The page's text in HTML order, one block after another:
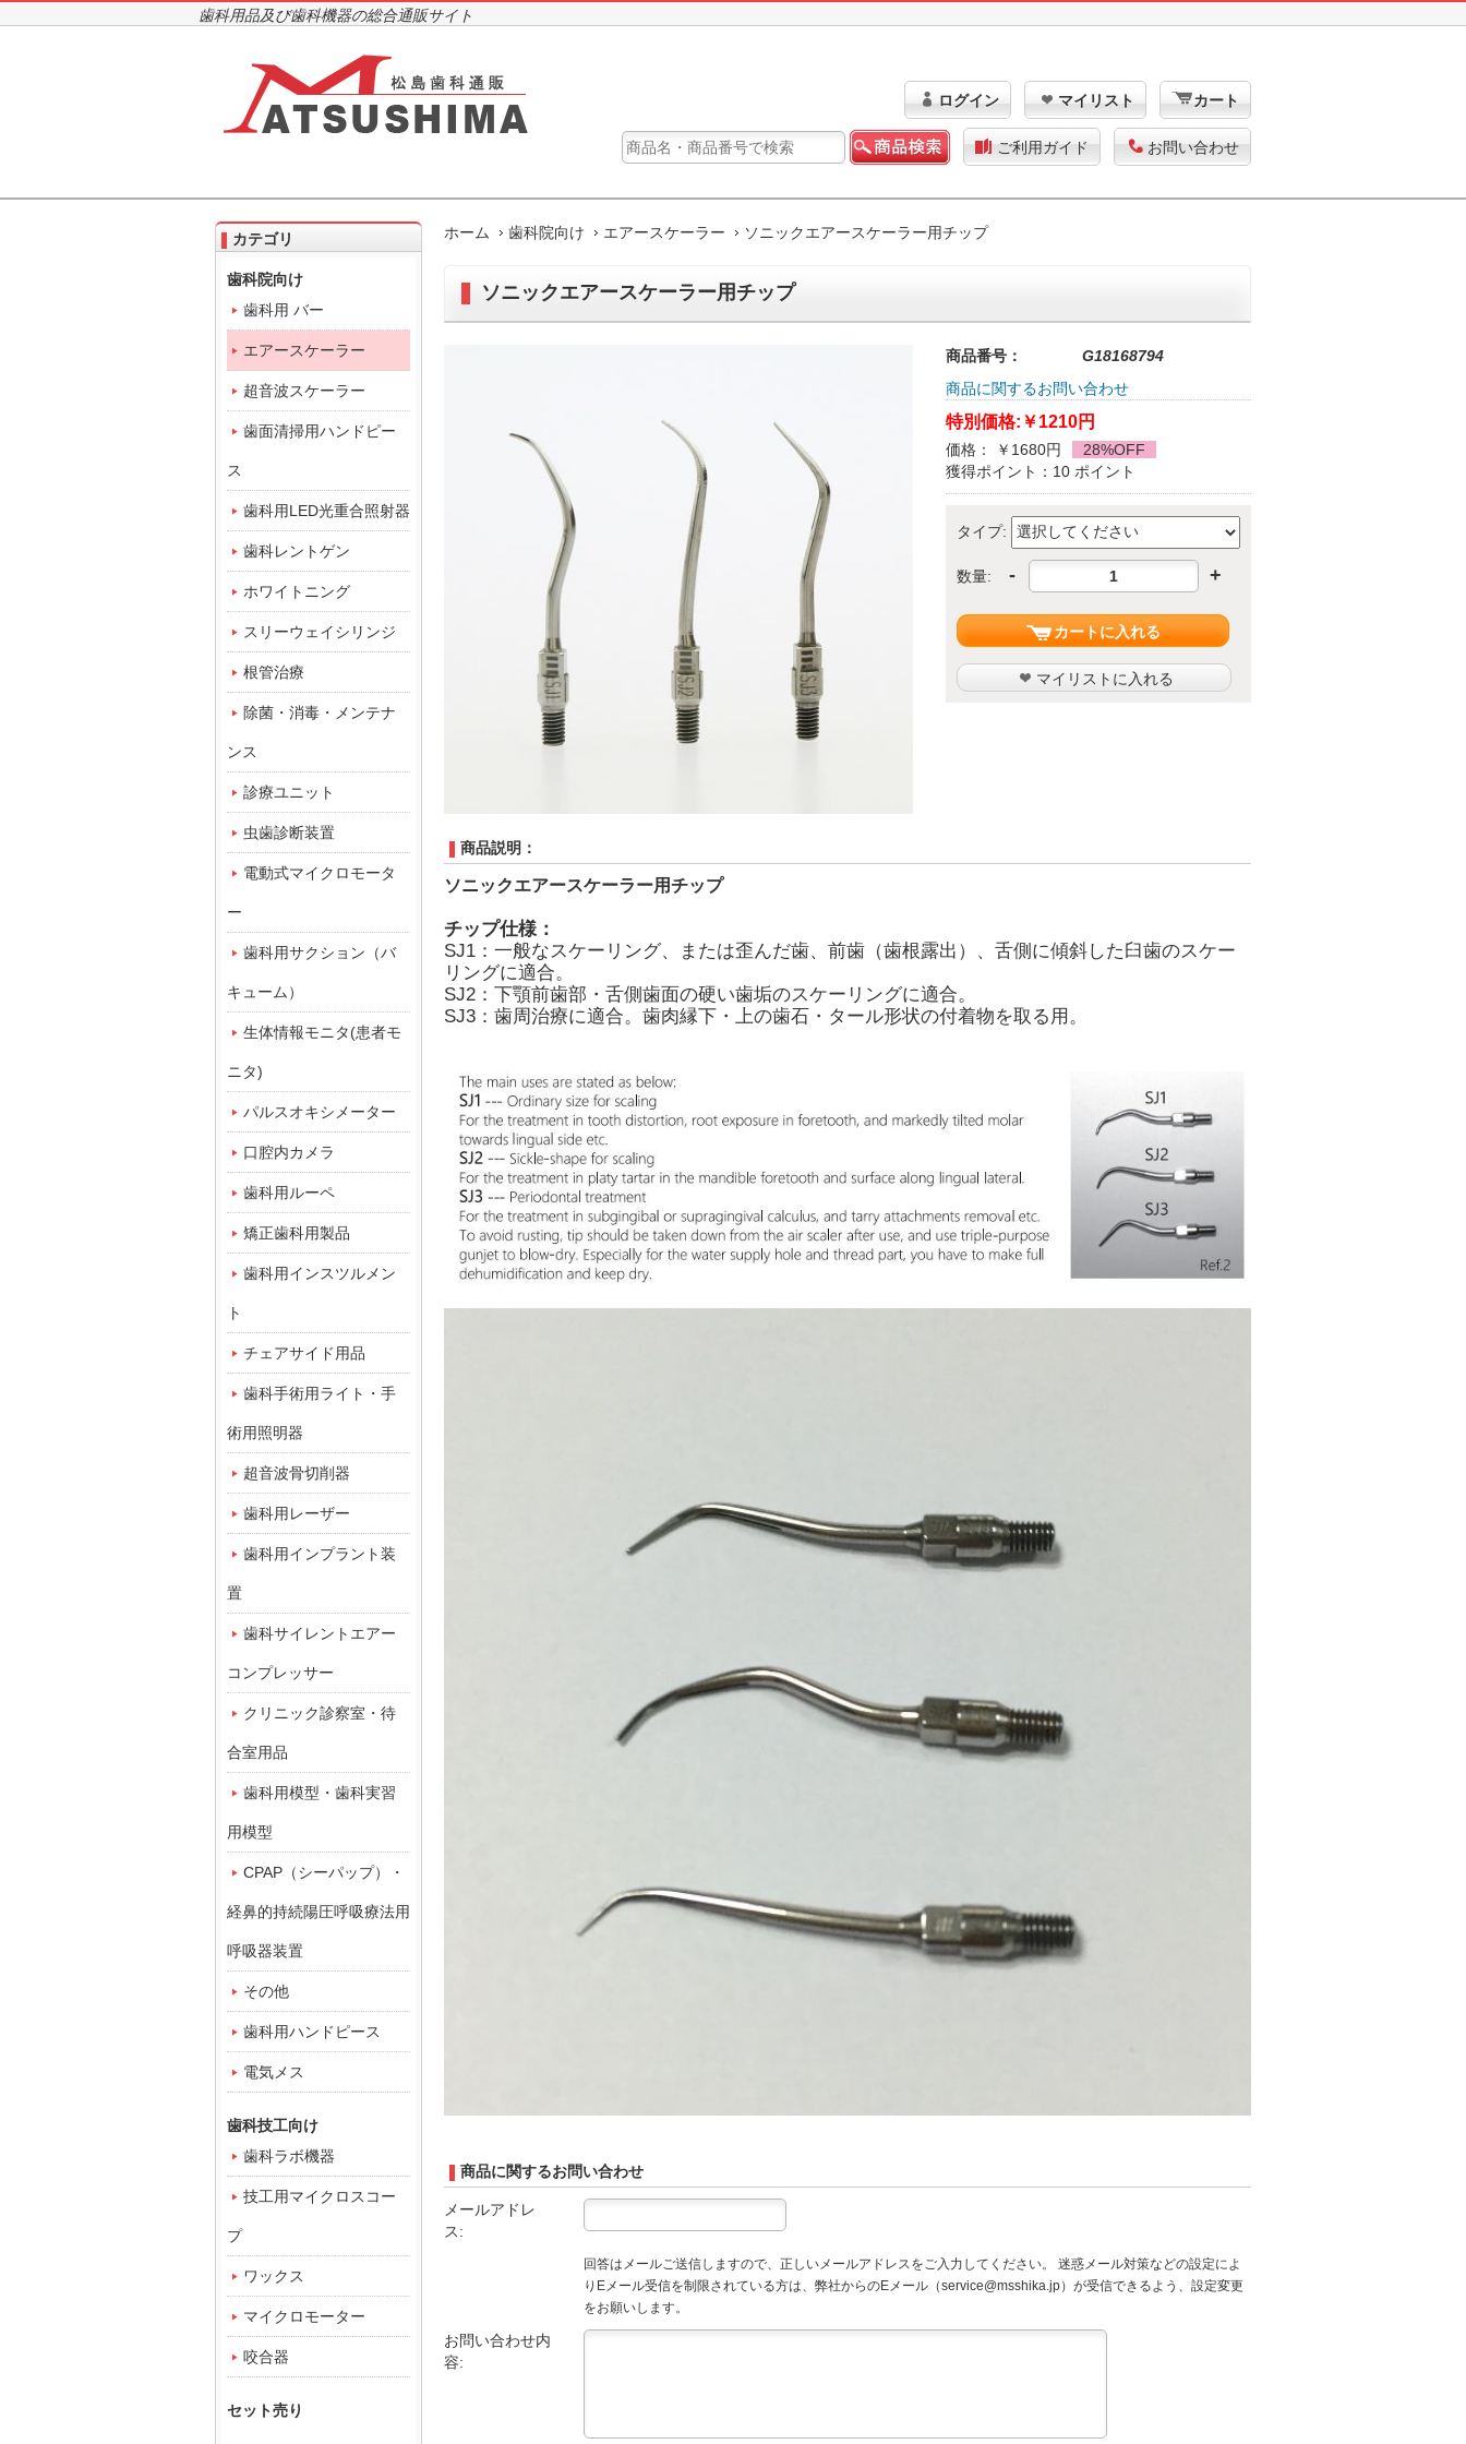
歯科用品及び歯科機器の総合通販サイト
ログイン マイリスト カート
ご利用ガイド お問い合わせ
ホーム 歯科院向け エアースケーラー ソニックエアースケーラー用チップ
ソニックエアースケーラー用チップ
商品番号：
G18168794
商品に関するお問い合わせ
特別価格: ￥1210円
価格： ￥1680円
28%OFF
獲得ポイント：10 ポイント
タイプ:
数量: - +
カートに入れる
マイリストに入れる
商品説明：
ソニックエアースケーラー用チップ
チップ仕様：
SJ1：一般なスケーリング、または歪んだ歯、前歯（歯根露出）、舌側に傾斜した臼歯のスケー
リングに適合。
SJ2：下顎前歯部・舌側歯面の硬い歯垢のスケーリングに適合。
SJ3：歯周治療に適合。歯肉縁下・上の歯石・タール形状の付着物を取る用。
商品に関するお問い合わせ
メールアドレ
ス:
回答はメールご送信しますので、正しいメールアドレスをご入力してください。 迷惑メール対策などの設定によ
りEメール受信を制限されている方は、弊社からのEメール（service@msshika.jp）が受信できるよう、設定変更
をお願いします。
お問い合わせ内
容:
カテゴリ
歯科院向け
歯科用 バー
エアースケーラー
超音波スケーラー
歯面清掃用ハンドピー
ス
歯科用LED光重合照射器
歯科レントゲン
ホワイトニング
スリーウェイシリンジ
根管治療
除菌・消毒・メンテナ
ンス
診療ユニット
虫歯診断装置
電動式マイクロモータ
ー
歯科用サクション（バ
キューム）
生体情報モニタ(患者モ
ニタ)
パルスオキシメーター
口腔内カメラ
歯科用ルーペ
矯正歯科用製品
歯科用インスツルメン
ト
チェアサイド用品
歯科手術用ライト・手
術用照明器
超音波骨切削器
歯科用レーザー
歯科用インプラント装
置
歯科サイレントエアー
コンプレッサー
クリニック診察室・待
合室用品
歯科用模型・歯科実習
用模型
CPAP（シーパップ）・
経鼻的持続陽圧呼吸療法用
呼吸器装置
その他
歯科用ハンドピース
電気メス
歯科技工向け
歯科ラボ機器
技工用マイクロスコー
プ
ワックス
マイクロモーター
咬合器
セット売り